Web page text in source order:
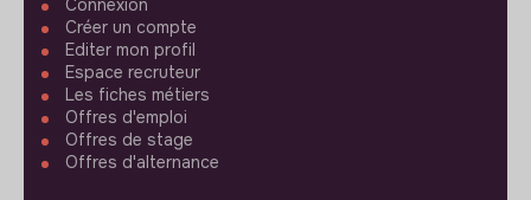
Connexion
Créer un compte
Editer mon profil
Espace recruteur
Les fiches métiers
Offres d'emploi
Offres de stage
Offres d'alternance